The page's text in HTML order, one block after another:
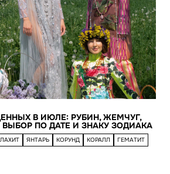
В ИЮЛЕ: РУБИН, ЖЕМЧУГ,
ПО ДАТЕ И ЗНАКУ ЗОДИАКА
ЯНТАРЬ КОРУНД КОРАЛЛ
ГЕМАТИТ